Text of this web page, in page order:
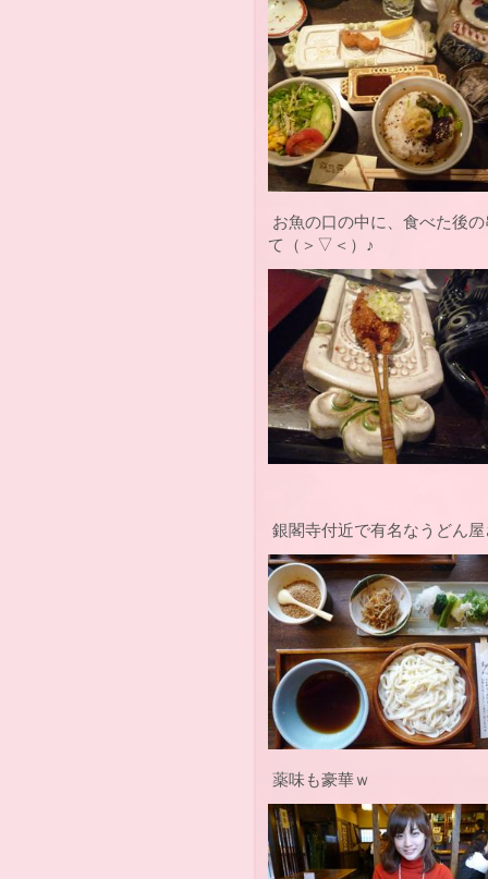
お魚の口の中に、食べた後
て（＞▽＜）♪
銀閣寺付近で有名なうどん
薬味も豪華ｗ